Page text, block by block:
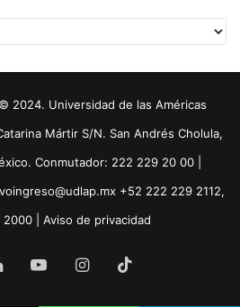
2024. Universidad de las Américas
Mártir S/N. San Andrés Cholula,
Conmutador: 222 229 20 00 |
+52 222 229 2112,
| Aviso de privacidad
LinkedInYouTubeInstagram